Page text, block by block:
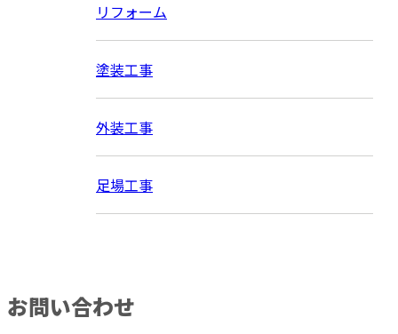
リフォーム
塗装工事
外装工事
足場工事
お問い合わせ